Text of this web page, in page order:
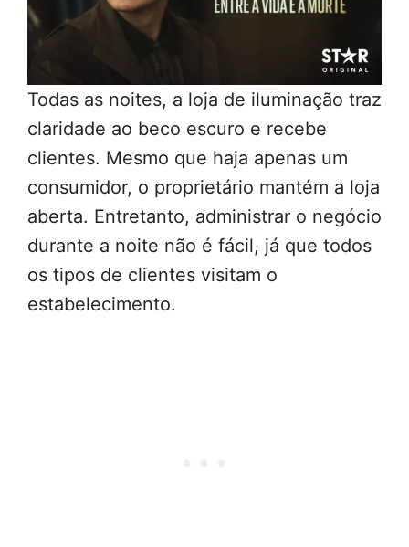
Todas as noites, a loja de iluminação traz
claridade ao beco escuro e recebe
clientes. Mesmo que haja apenas um
consumidor, o proprietário mantém a loja
aberta. Entretanto, administrar o negócio
durante a noite não é fácil, já que todos
os tipos de clientes visitam o
estabelecimento.